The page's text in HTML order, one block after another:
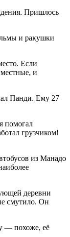
Пришлось
и ракушки
Если
и
Панди. Ему 27
помогал
грузчиком!
из Манадо
деревни
смутило. Он
— похоже, её